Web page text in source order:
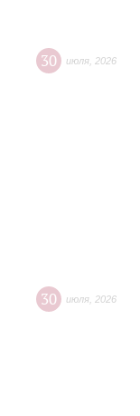
30 июля 2026
30 июля 2026